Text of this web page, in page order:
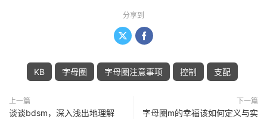
分享到
 
KB 字母圈 字母圈注意事项 控制 支配
上一篇
谈谈bdsm，深入浅出地理解
下一篇
字母圈m的幸福该如何定义与实